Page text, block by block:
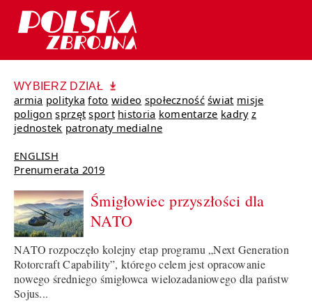
WYBIERZ DZIAŁ
armia polityka foto wideo społeczność świat misje
poligon sprzęt sport historia komentarze kadry z
jednostek patronaty medialne
ENGLISH
Prenumerata 2019
Śmigłowiec przyszłości dla
NATO
NATO rozpoczęło kolejny etap programu „Next Generation
Rotorcraft Capability”, którego celem jest opracowanie
nowego średniego śmigłowca wielozadaniowego dla państw
Sojus...